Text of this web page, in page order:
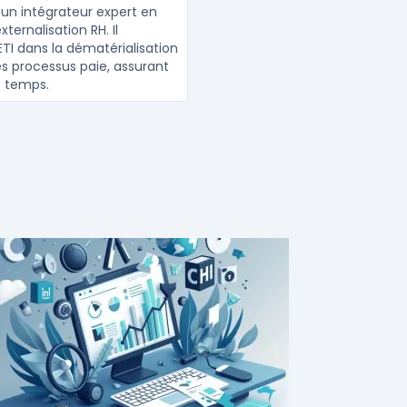
intégrateur expert en
RH. Il
dans la dématérialisation
processus paie, assurant